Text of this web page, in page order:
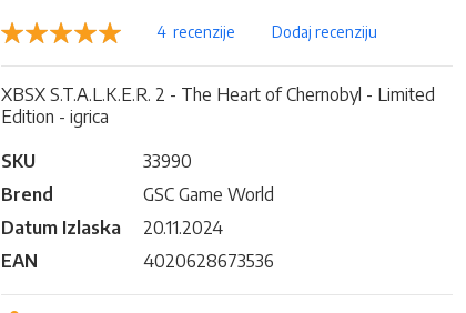
Rejting:
100
% of100
4 recenzije Dodaj recenziju
XBSX S.T.A.L.K.E.R. 2 - The Heart of Chernobyl - Limited
Edition - igrica
SKU
33990
Brend
GSC Game World
Datum Izlaska
20.11.2024
EAN
4020628673536